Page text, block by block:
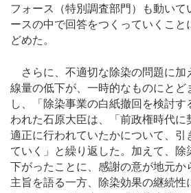
フォース（特別調査部門）も動いて
ースの中で回答をつくっていくこと
どめた。
さらに、不適切な除染の問題に加
線量の低下が、一時的なものにとど
し、「除染事業の白紙撤回を検討す
われた石原大臣は、「前政権時代に
適正に行われていたかについて、引
ていく」と繰り返した。加えて、除
下がったことに、感謝の意が地元か
主旨を語る一方、除染効果の継続性